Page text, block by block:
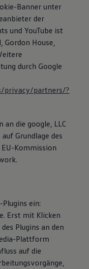
Banner unter
der
und YouTube ist
Gordon House,
durch Google
privacy/partners/?
die google, LLC
Grundlage des
Kommission
ein:
Erst mit Klicken
Plugins an den
Plattform
auf die